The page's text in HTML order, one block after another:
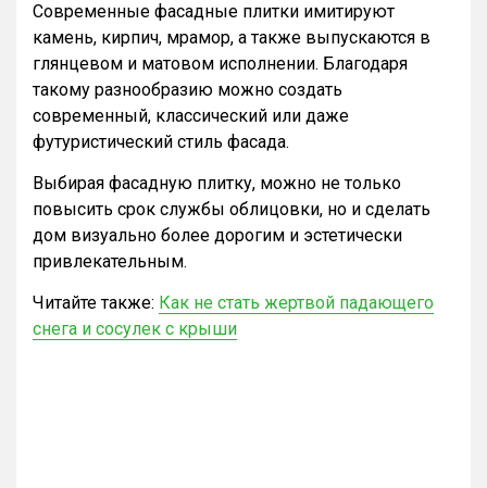
Современные фасадные плитки имитируют
камень, кирпич, мрамор, а также выпускаются в
глянцевом и матовом исполнении. Благодаря
такому разнообразию можно создать
современный, классический или даже
футуристический стиль фасада.
Выбирая фасадную плитку, можно не только
повысить срок службы облицовки, но и сделать
дом визуально более дорогим и эстетически
привлекательным.
Читайте также: Как не стать жертвой падающего
снега и сосулек с крыши